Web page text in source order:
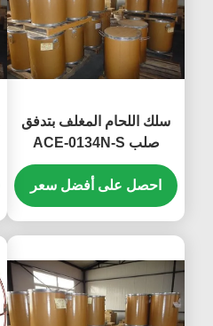
سلك اللحام المغلف بتدفق
صلب ACE-0134N-S
احصل على أفضل سعر